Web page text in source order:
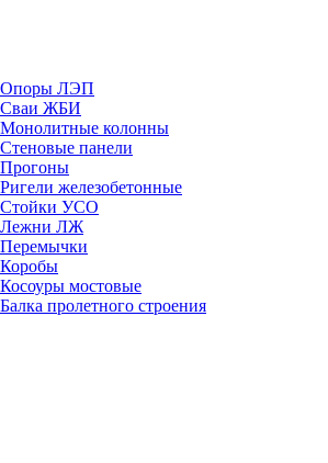
Опоры ЛЭП
Сваи ЖБИ
Монолитные колонны
Стеновые панели
Прогоны
Ригели железобетонные
Стойки УСО
Лежни ЛЖ
Перемычки
Коробы
Косоуры мостовые
Балка пролетного строения